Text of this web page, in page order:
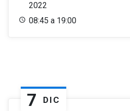
2022
08:45 a 19:00
7 DIC